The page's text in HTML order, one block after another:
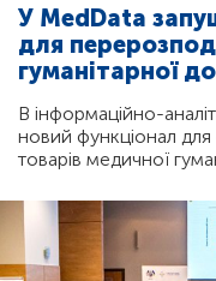
У MedData
для
гуманітарної
В інформаційно-
новий функціонал для
товарів медичної